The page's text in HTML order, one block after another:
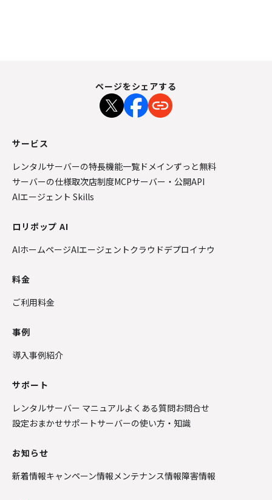
ページをシェアする
サービス
レンタルサーバーの特長機能一覧 ドメインずっと無料
サーバーの仕様取次店制度MCPサーバー・公開API
AIエージェント Skills
ロリポップ AI
AIホームページAIエージェントクラウドデプロイナウ
料金
ご利用料金
事例
導入事例紹介
サポート
レンタルサーバー マニュアルよくある質問お問合せ
設定おまかせサポートサーバーの使い方・知識
お知らせ
新着情報キャンペーン情報メンテナンス情報障害情報